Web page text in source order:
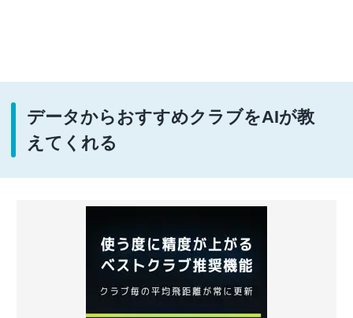
データからおすすめクラブをAIが教
えてくれる